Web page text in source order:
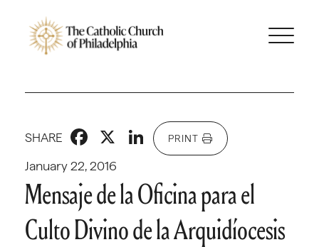
January 22, 2016
SHARE Facebook
X LinkedIn
PRINT
Mensaje de la Oficina para el
Culto Divino de la Arquidíocesis